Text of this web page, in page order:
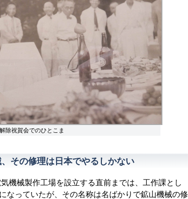
除祝賀会でのひとこま
その修理は日本でやるしかない
機械製作工場を設立する直前までは、工作課とし
なっていたが、その名称は名ばかりで鉱山機械の修